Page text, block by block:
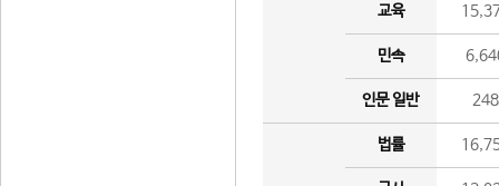
교육
민속
인문 일반 248
법률